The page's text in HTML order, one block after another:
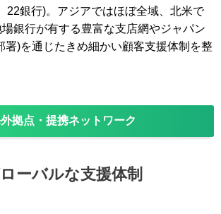
22銀行)。アジアではほぼ全域、北米で
銀行が有する豊富な支店網やジャパン
署)を通じたきめ細かい顧客支援体制を整
拠点・提携ネットワーク
ーバルな支援体制